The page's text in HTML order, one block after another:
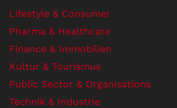
Lifestyle & Consumer
Pharma & Healthcare
Finance & Immobilien
Kultur & Tourismus
Public Sector & Organisations
Technik & Industrie